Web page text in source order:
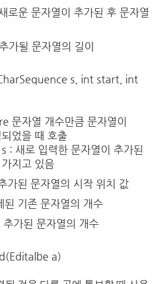
로운 문자열이 추가된 후 문자열
가될 문자열의 길이
s, int start, int
문자열 개수만큼 문자열이
었을 때 호출
: 새로 입력한 문자열이 추가된
지고 있음
가된 문자열의 시작 위치 값
기존 문자열의 개수
가된 문자열의 개수
a)